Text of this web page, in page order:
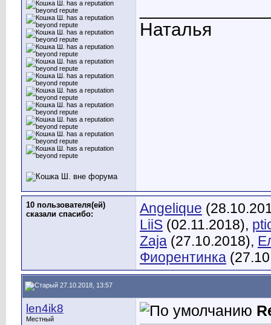
Наталья
10 пользователя(ей)
сказали cпасибо:
Angelique
LiiS (02.11.2018),
Zaja (27.10.2018),
Фиорентинка
27.10.2018, 13:57
len4ik8
Местный